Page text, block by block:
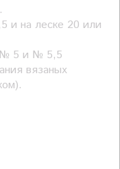
и на леске 20 или
№ 5 и № 5,5
вязаных